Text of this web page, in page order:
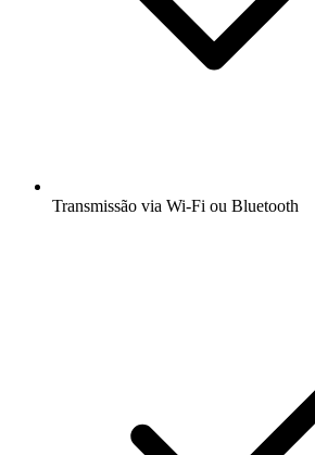
Transmissão via Wi-Fi ou Bluetooth